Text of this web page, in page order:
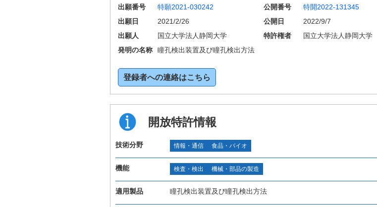
出願番号 特願2021-030242 公開番号 特開2022-131345
出願日
2021/2/26 公開日
2022/9/7
出願人
国立大学法人静岡大学 特許権者 国立大学法人静岡大学
発明の名称
瞳孔検出装置及び瞳孔検出方法
登録者への連絡はこちら
開放特許情報
技術分野 情報・通信 食品・バイオ
機能 検査・検出 機械・部品の製造
適用製品 瞳孔検出装置及び瞳孔検出方法